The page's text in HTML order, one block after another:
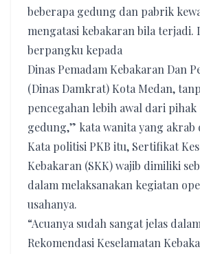
beberapa gedung dan pabrik
mengatasi kebakaran bila terjadi.
berpangku kepada
Dinas Pemadam Kebakaran Dan
(Dinas Damkrat) Kota Medan,
pencegahan lebih awal dari pihak
gedung,” kata wanita yang akrab
Kata politisi PKB itu, Sertifikat
Kebakaran (SKK) wajib dimiliki
dalam melaksanakan kegiatan
usahanya.
“Acuanya sudah sangat jelas
Rekomendasi Keselamatan